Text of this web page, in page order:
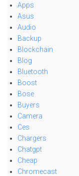
Apps
Asus
Audio
Backup
Blockchain
Blog
Bluetooth
Boost
Bose
Buyers
Camera
Ces
Chargers
Chatgpt
Cheap
Chromecast